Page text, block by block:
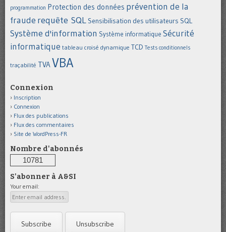
programmation Protection des données prévention de la
fraude requête SQL Sensibilisation des utilisateurs SQL
Système d'information Système informatique Sécurité
informatique tableau croisé dynamique TCD Tests conditionnels
traçabilité TVAVBA
Connexion
Inscription
Connexion
Flux des publications
Flux des commentaires
Site de WordPress-FR
Nombre d'abonnés
10781
S'abonner à A&SI
Your email: